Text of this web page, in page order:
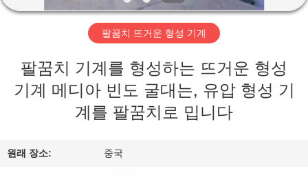
쇼
리
대
팔꿈치 뜨거운 형성 기계
팔꿈치 기계를 형성하는 뜨거운 형성
기계 메디아 빈도 굴대는, 유압 형성 기
계를 팔꿈치로 밉니다
원래 장소: 중국